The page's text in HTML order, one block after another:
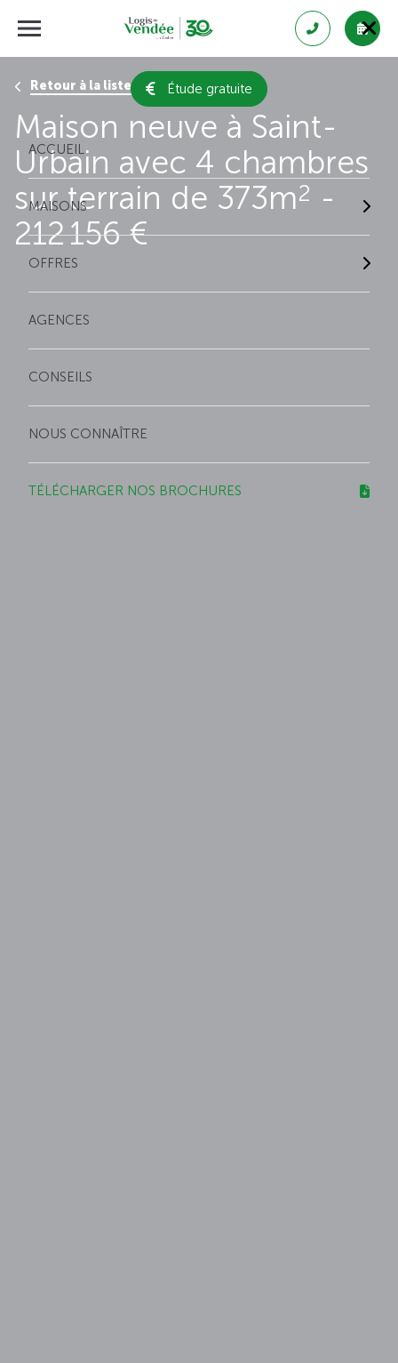
Étude gratuite
ACCUEIL
MAISONS
OFFRES
AGENCES
CONSEILS
NOUS CONNAÎTRE
TÉLÉCHARGER NOS BROCHURES
Retour à la liste des résultats
Maison neuve à Saint-
Urbain avec 4 chambres
sur terrain de 373m2 -
212 156 €